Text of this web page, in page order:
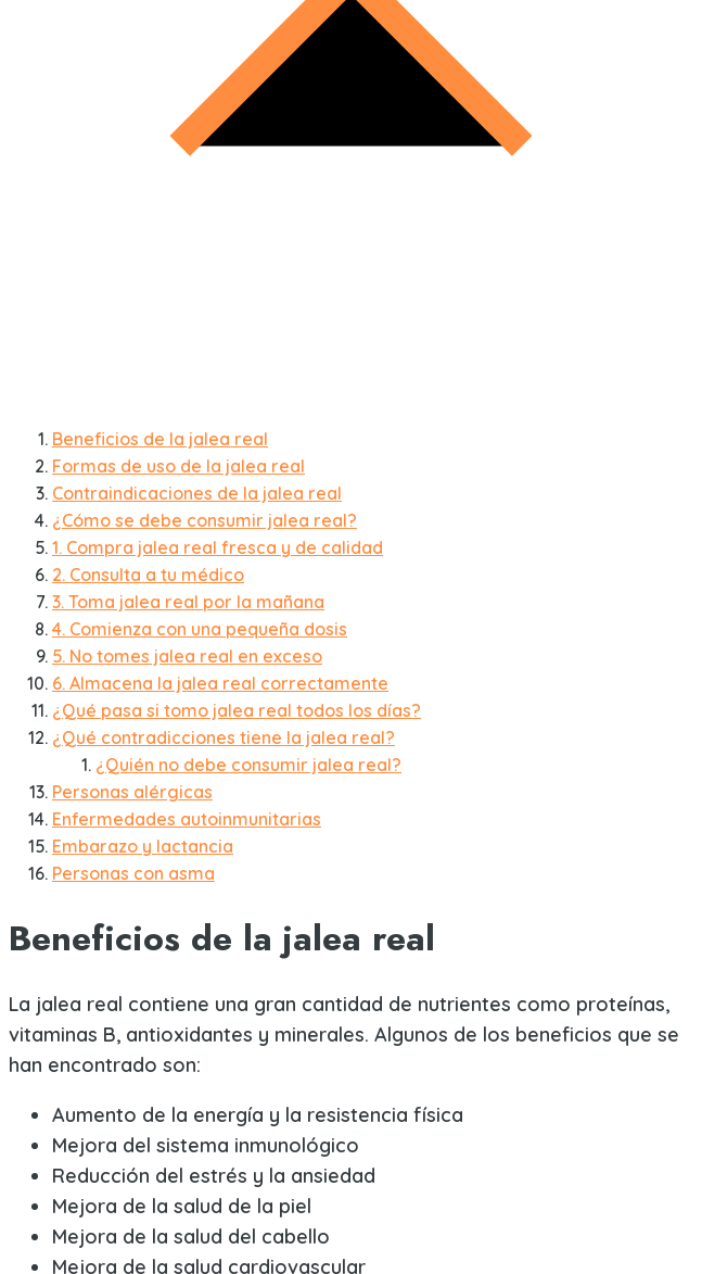
Beneficios de la jalea real
Formas de uso de la jalea real
Contraindicaciones de la jalea real
¿Cómo se debe consumir jalea real?
1. Compra jalea real fresca y de calidad
2. Consulta a tu médico
3. Toma jalea real por la mañana
4. Comienza con una pequeña dosis
5. No tomes jalea real en exceso
6. Almacena la jalea real correctamente
¿Qué pasa si tomo jalea real todos los días?
¿Qué contradicciones tiene la jalea real?
¿Quién no debe consumir jalea real?
Personas alérgicas
Enfermedades autoinmunitarias
Embarazo y lactancia
Personas con asma
Beneficios de la jalea real
La jalea real contiene una gran cantidad de nutrientes como proteínas,
vitaminas B, antioxidantes y minerales. Algunos de los beneficios que se
han encontrado son:
Aumento de la energía y la resistencia física
Mejora del sistema inmunológico
Reducción del estrés y la ansiedad
Mejora de la salud de la piel
Mejora de la salud del cabello
Mejora de la salud cardiovascular